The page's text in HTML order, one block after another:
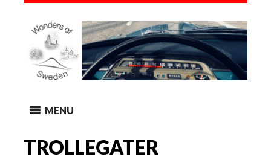
MENU
TROLLEGATER